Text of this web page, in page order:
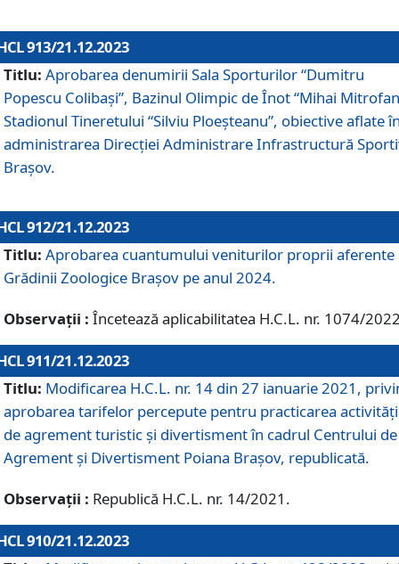
913/21.12.2023
Titlu: Aprobarea denumirii Sala Sporturilor “Dumitru
Popescu Colibași”, Bazinul Olimpic de Înot “Mihai
Stadionul Tineretului “Silviu Ploeșteanu”, obiective aflate
administrarea Direcției Administrare Infrastructură
Brașov.
912/21.12.2023
Titlu: Aprobarea cuantumului veniturilor proprii aferente
Grădinii Zoologice Braşov pe anul 2024.
Observații : Încetează aplicabilitatea H.C.L. nr. 1074/
911/21.12.2023
Titlu: Modificarea H.C.L. nr. 14 din 27 ianuarie 2021,
aprobarea tarifelor percepute pentru practicarea
de agrement turistic și divertisment în cadrul Centrului de
Agrement și Divertisment Poiana Brașov, republicată.
Observații : Republică H.C.L. nr. 14/2021.
910/21.12.2023